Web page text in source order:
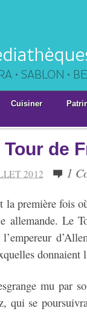
Cuisiner
de
2012 1
la première fois
allemande. Le
donnaient
mu par
qui se